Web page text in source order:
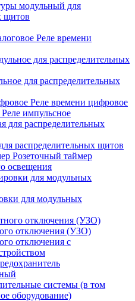
модульный для
щитов
Реле времени
для распределительных
Реле времени цифровое
Реле импульсное
распределительных щитов
Розеточный таймер
освещения
для модульных
отключения (УЗО)
отключения с
системы (в том
оборудование)